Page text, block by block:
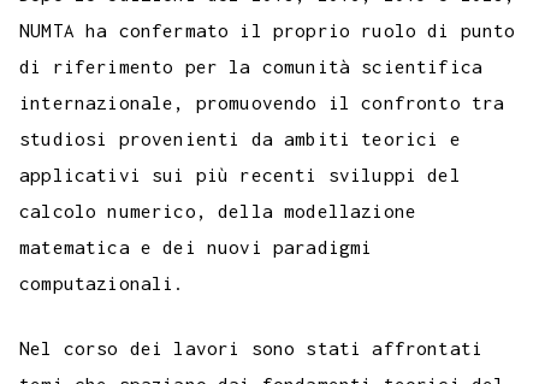
NUMTA ha confermato il proprio ruolo di punto
di riferimento per la comunità scientifica
internazionale, promuovendo il confronto tra
studiosi provenienti da ambiti teorici e
applicativi sui più recenti sviluppi del
calcolo numerico, della modellazione
matematica e dei nuovi paradigmi
computazionali.
Nel corso dei lavori sono stati affrontati